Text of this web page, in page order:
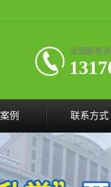
全国服务
例 联系方式